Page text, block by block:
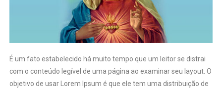
É um fato estabelecido há muito tempo que um leitor se distrai
com o conteúdo legível de uma página ao examinar seu layout. O
objetivo de usar Lorem Ipsum é que ele tem uma distribuição de